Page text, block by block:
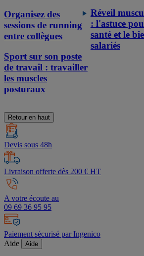
Organisez des
sessions de running
entre collègues
Sport sur son poste
de travail : travailler
les muscles
posturaux
Réveil
: l'astuce
santé et le
salariés
Retour en haut
Devis sous 48h
Livraison offerte dès 200 € HT
A votre écoute au
09 69 36 95 95
Paiement sécurisé par Ingenico
Aide
Aide